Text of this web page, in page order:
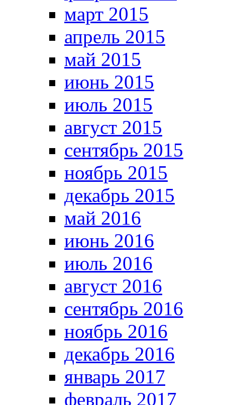
март 2015
апрель 2015
май 2015
июнь 2015
июль 2015
август 2015
сентябрь 2015
ноябрь 2015
декабрь 2015
май 2016
июнь 2016
июль 2016
август 2016
сентябрь 2016
ноябрь 2016
декабрь 2016
январь 2017
февраль 2017